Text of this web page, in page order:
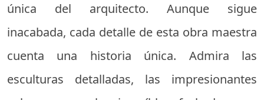
única del arquitecto. Aunque sigue
inacabada, cada detalle de esta obra maestra
cuenta una historia única. Admira las
esculturas detalladas, las impresionantes